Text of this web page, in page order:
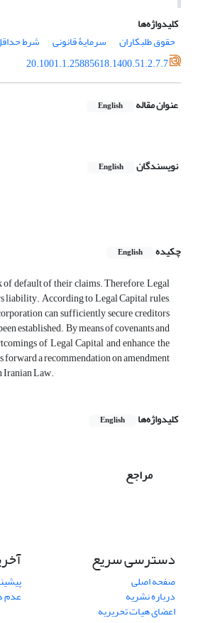
کلیدواژه‌ها
حقوق طلبکاران
سرمایۀ قانونی شرط
20.1001.1.25885618.1400.51.2.7.7
عنوان مقاله English
نویسندگان English
چکیده
English
default of their claims. Therefore, Legal
liability. According to Legal Capital rules,
can sufficiently secure creditors
established. By means of covenants and
of Legal Capital and enhance the
a recommendation on amendment
Iranian Law.
کلیدواژه‌ها English
مراجع
دسترسی سریع
صفحه اصلی
درباره نشریه
اعضای هیات تحریریه
عدم